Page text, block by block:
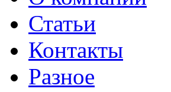
Статьи
Контакты
Разное